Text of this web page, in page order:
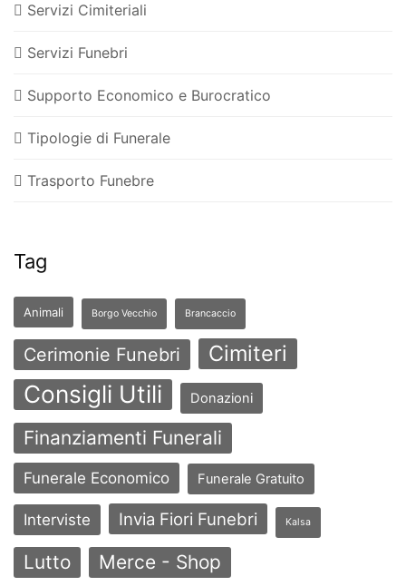
Servizi Cimiteriali
Servizi Funebri
Supporto Economico e Burocratico
Tipologie di Funerale
Trasporto Funebre
Tag
Animali Borgo Vecchio Brancaccio
Cerimonie Funebri Cimiteri
Consigli Utili Donazioni
Finanziamenti Funerali
Funerale Economico Funerale Gratuito
Interviste Invia Fiori Funebri Kalsa
Lutto Merce - Shop